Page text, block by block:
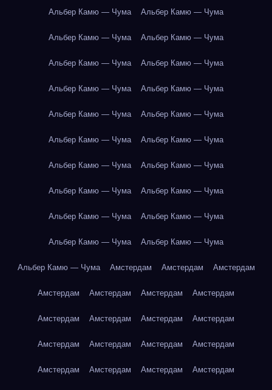
Альбер Камю — Чума Альбер Камю — Чума
Альбер Камю — Чума Альбер Камю — Чума
Альбер Камю — Чума Альбер Камю — Чума
Альбер Камю — Чума Альбер Камю — Чума
Альбер Камю — Чума Альбер Камю — Чума
Альбер Камю — Чума Альбер Камю — Чума
Альбер Камю — Чума Альбер Камю — Чума
Альбер Камю — Чума Альбер Камю — Чума
Альбер Камю — Чума Альбер Камю — Чума
Альбер Камю — Чума Альбер Камю — Чума
Альбер Камю — Чума Амстердам Амстердам Амстердам
Амстердам Амстердам Амстердам Амстердам
Амстердам Амстердам Амстердам Амстердам
Амстердам Амстердам Амстердам Амстердам
Амстердам Амстердам Амстердам Амстердам